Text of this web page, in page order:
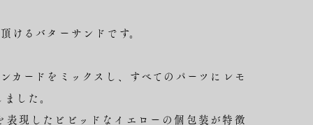
るバターサンドです。
カードをミックスし、すべてのパーツにレモ
した。
現したビビッドなイエローの個包装が特徴